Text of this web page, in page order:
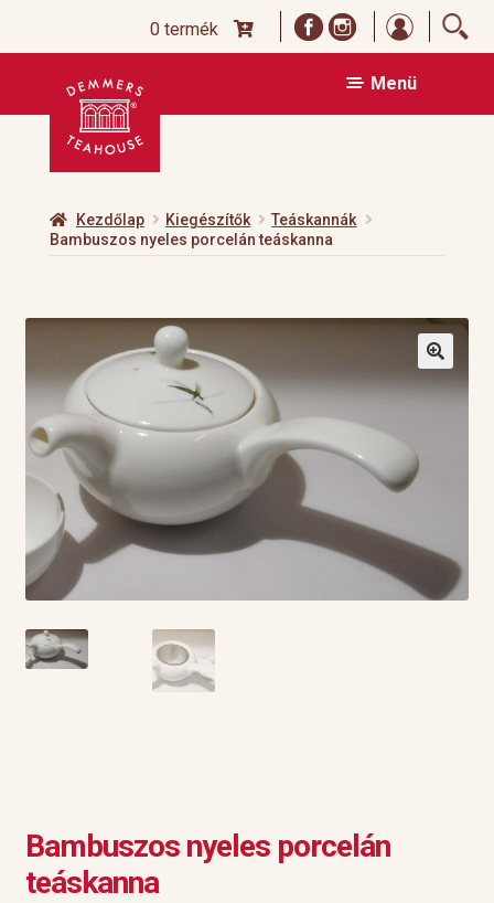
0 termék
Ugrás
navigációhoz
Kilépés
tartalomba
Menü
Kezdőlap Kiegészítők
Teáskannák
Bambuszos nyeles porcelán teáskanna
Bambuszos nyeles porcelán
teáskanna